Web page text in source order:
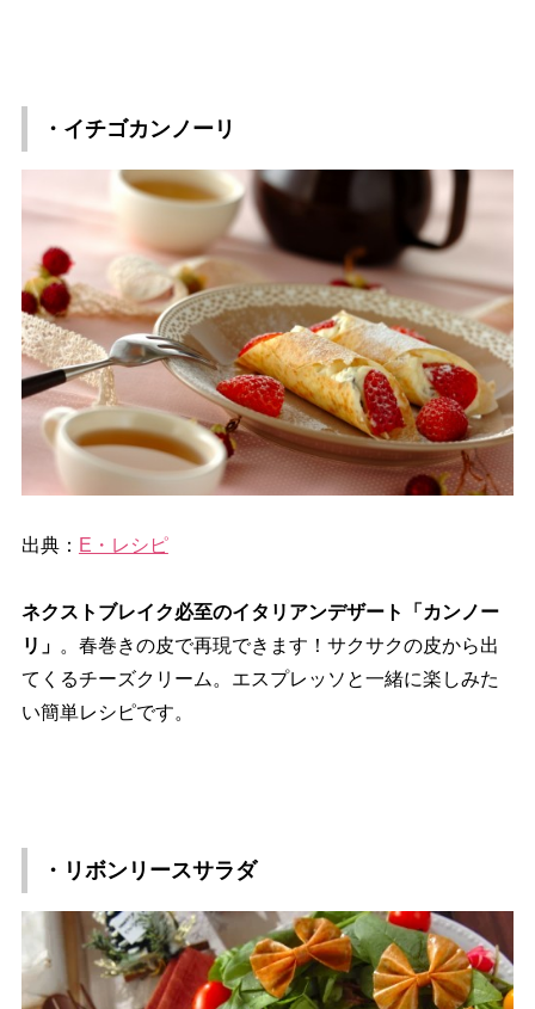
・イチゴカンノーリ
出典： E・レシピ
ネクストブレイク必至のイタリアンデザート「カンノー
リ」 。春巻きの皮で再現できます！サクサクの皮から出
てくるチーズクリーム。エスプレッソと一緒に楽しみた
い簡単レシピです。
・リボンリースサラダ